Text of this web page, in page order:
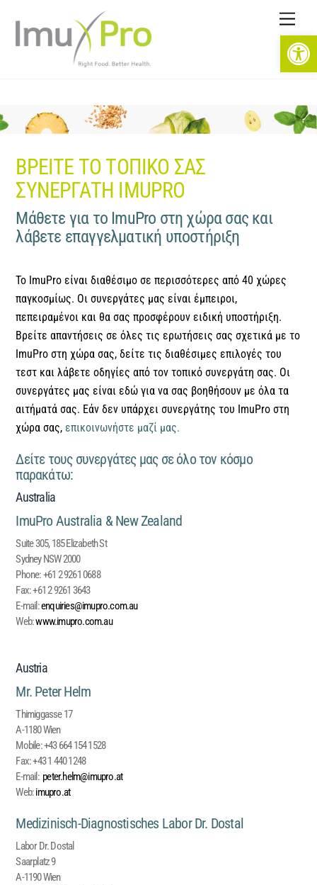
Open toolbar
content
ΒΡΕΙΤΕ ΤΟ ΤΟΠΙΚΟ ΣΑΣ
ΣΥΝΕΡΓΑΤΗ IMUPRO
Μάθετε για το ImuPro στη χώρα σας και
λάβετε επαγγελματική υποστήριξη
Το ImuPro είναι διαθέσιμο σε περισσότερες από 40 χώρες
παγκοσμίως. Οι συνεργάτες μας είναι έμπειροι,
πεπειραμένοι και θα σας προσφέρουν ειδική υποστήριξη.
Βρείτε απαντήσεις σε όλες τις ερωτήσεις σας σχετικά με το
ImuPro στη χώρα σας, δείτε τις διαθέσιμες επιλογές του
τεστ και λάβετε οδηγίες από τον τοπικό συνεργάτη σας. Οι
συνεργάτες μας είναι εδώ για να σας βοηθήσουν με όλα τα
αιτήματά σας. Εάν δεν υπάρχει συνεργάτης του ImuPro στη
χώρα σας,επικοινωνήστε μαζί μας.
Δείτε τους συνεργάτες μας σε όλο τον κόσμο
παρακάτω:
Australia
ImuPro Australia & New Zealand
Suite 305, 185 Elizabeth St
Sydney NSW 2000
Phone:+61 2 9261 0688
Fax:+61 2 9261 3643
E-mail:enquiries@imupro.com.au
Web:www.imupro.com.au
Austria
Mr. Peter Helm
Thimiggasse 17
A-1180 Wien
Mobile:+43 664 154 1528
Fax:+43 1 440 1248
E-mail: peter.helm@imupro.at
Web:imupro.at
Medizinisch-Diagnostisches Labor Dr. Dostal
Labor Dr. Dostal
Saarplatz 9
A-1190 Wien